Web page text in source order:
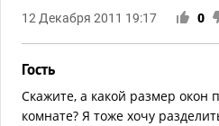
12 Декабря 2011 19:17 0
Гость
Скажите, а какой размер окон
комнате? Я тоже хочу